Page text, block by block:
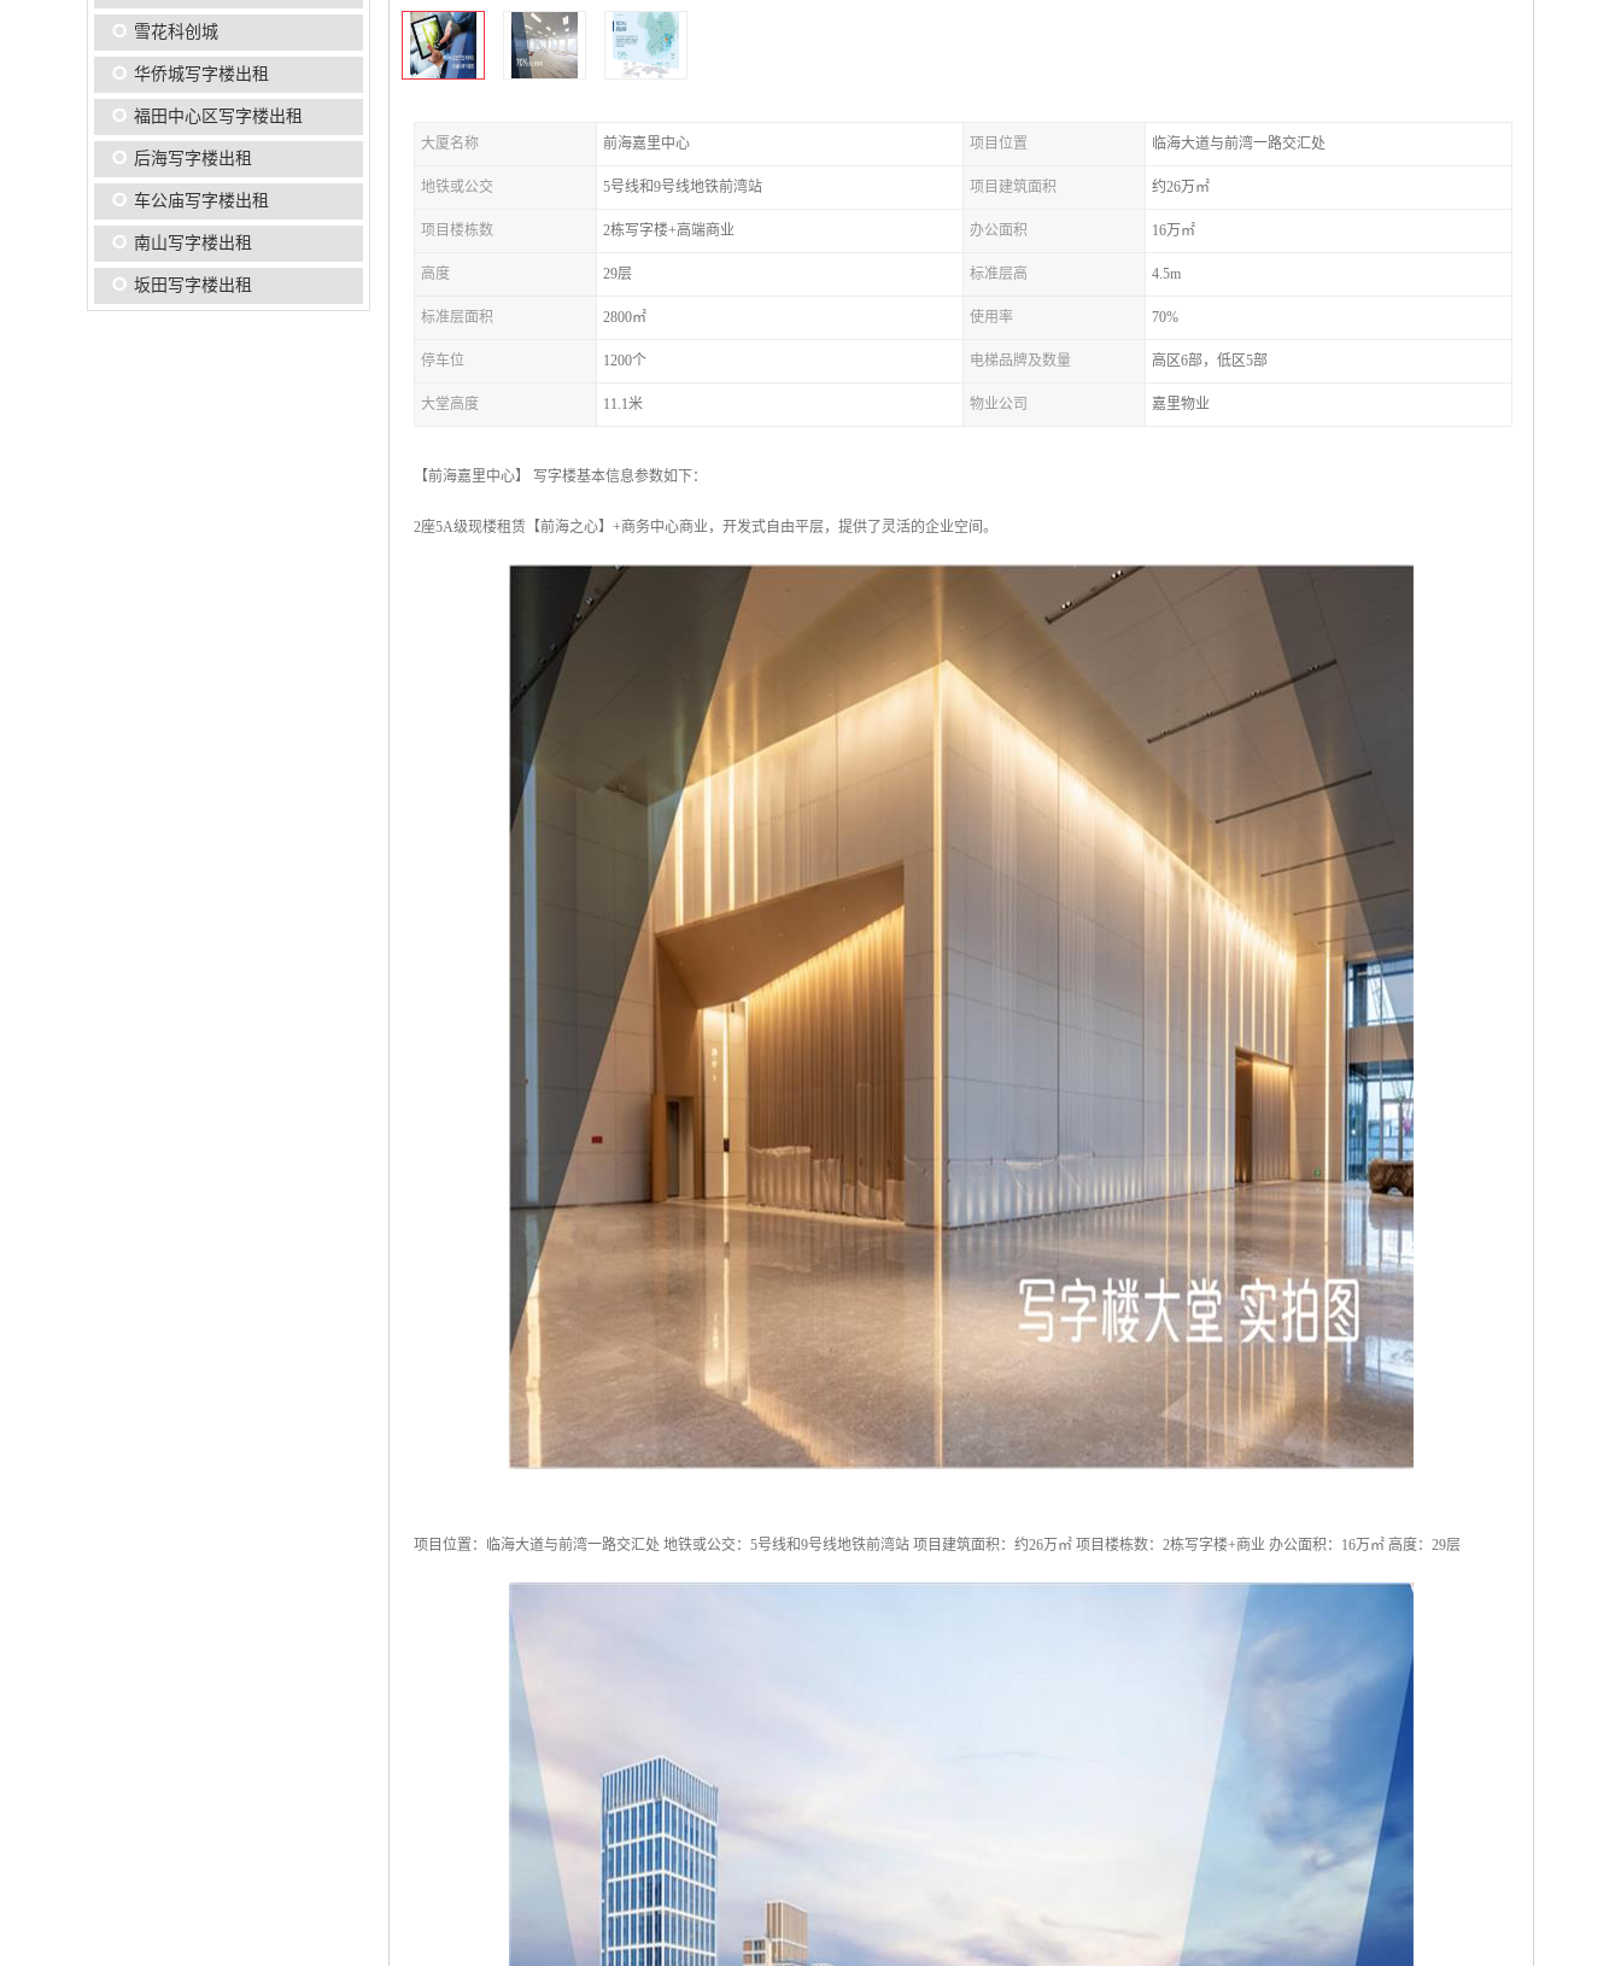
雪花科创城
华侨城写字楼出租
福田中心区写字楼出租
后海写字楼出租
车公庙写字楼出租
南山写字楼出租
坂田写字楼出租
大厦名称 前海嘉里中心 项目位置 临海大道与前湾一路交汇处
地铁或公交 5号线和9号线地铁前湾站 项目建筑面积 约26万㎡
项目楼栋数 2栋写字楼+高端商业 办公面积 16万㎡
高度 29层 标准层高 4.5m
标准层面积 2800㎡ 使用率 70%
停车位 1200个 电梯品牌及数量 高区6部，低区5部
大堂高度 11.1米 物业公司 嘉里物业
【前海嘉里中心】 写字楼基本信息参数如下：
2座5A级现楼租赁【前海之心】+商务中心商业，开发式自由平层，提供了灵活的企业空间。
项目位置：临海大道与前湾一路交汇处 地铁或公交：5号线和9号线地铁前湾站 项目建筑面积：约26万㎡ 项目楼栋数：2栋写字楼+商业 办公面积：16万㎡ 高度：29层